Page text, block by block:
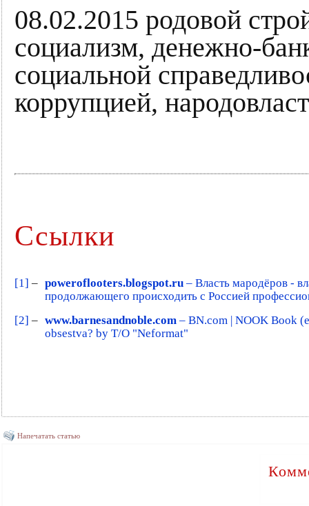
08.02.2015 родовой
социализм, денежно-
социальной
коррупцией,
Ссылки
[1] – poweroflooters.blogspot.ru – Власть мародёров -
продолжающего происходить с Россией
[2] – www.barnesandnoble.com – BN.com | NOOK Book
obsestva? by T/O "Neformat"
Напечатать статью